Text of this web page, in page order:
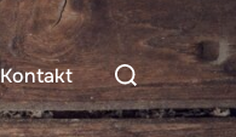
Kontakt
Search
for: